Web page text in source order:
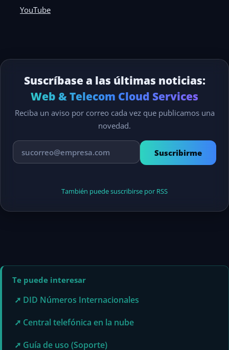
YouTube
Suscríbase a las últimas noticias:
Web & Telecom Cloud Services
Reciba un aviso por correo cada vez que publicamos una
novedad.
Suscribirme
También puede suscribirse por RSS
Te puede interesar
➚ DID Números Internacionales
➚ Central telefónica en la nube
➚ Guía de uso (Soporte)